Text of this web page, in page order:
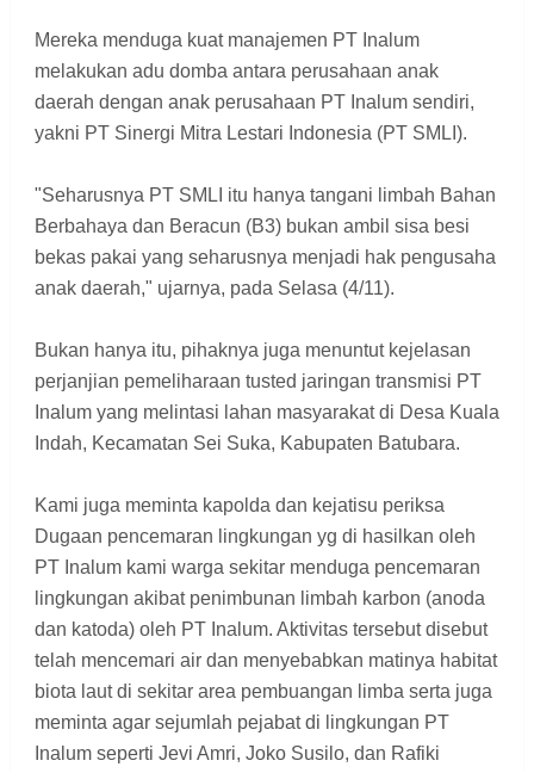
Mereka menduga kuat manajemen PT Inalum
melakukan adu domba antara perusahaan anak
daerah dengan anak perusahaan PT Inalum sendiri,
yakni PT Sinergi Mitra Lestari Indonesia (PT SMLI).
"Seharusnya PT SMLI itu hanya tangani limbah Bahan
Berbahaya dan Beracun (B3) bukan ambil sisa besi
bekas pakai yang seharusnya menjadi hak pengusaha
anak daerah," ujarnya, pada Selasa (4/11).
Bukan hanya itu, pihaknya juga menuntut kejelasan
perjanjian pemeliharaan tusted jaringan transmisi PT
Inalum yang melintasi lahan masyarakat di Desa Kuala
Indah, Kecamatan Sei Suka, Kabupaten Batubara.
Kami juga meminta kapolda dan kejatisu periksa
Dugaan pencemaran lingkungan yg di hasilkan oleh
PT Inalum kami warga sekitar menduga pencemaran
lingkungan akibat penimbunan limbah karbon (anoda
dan katoda) oleh PT Inalum. Aktivitas tersebut disebut
telah mencemari air dan menyebabkan matinya habitat
biota laut di sekitar area pembuangan limba serta juga
meminta agar sejumlah pejabat di lingkungan PT
Inalum seperti Jevi Amri, Joko Susilo, dan Rafiki